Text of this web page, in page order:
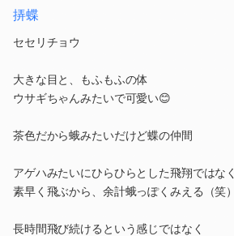
挵蝶
セセリチョウ
大きな目と、もふもふの体
ウサギちゃんみたいで可愛い😊
茶色だから蛾みたいだけど蝶の仲間
アゲハみたいにひらひらとした飛翔ではなく
素早く飛ぶから、余計蛾っぽくみえる（笑）
長時間飛び続けるという感じではなく